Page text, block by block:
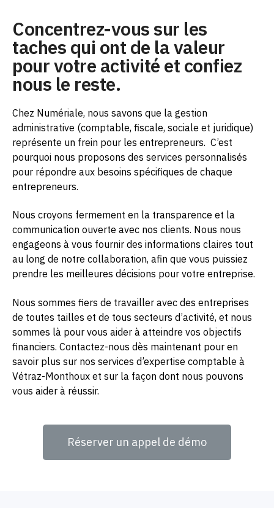
Concentrez-vous sur les
taches qui ont de la valeur
pour votre activité et confiez
nous le reste.
Chez Numériale, nous savons que la gestion
administrative (comptable, fiscale, sociale et juridique)
représente un frein pour les entrepreneurs. C’est
pourquoi nous proposons des services personnalisés
pour répondre aux besoins spécifiques de chaque
entrepreneurs.
Nous croyons fermement en la transparence et la
communication ouverte avec nos clients. Nous nous
engageons à vous fournir des informations claires tout
au long de notre collaboration, afin que vous puissiez
prendre les meilleures décisions pour votre entreprise.
Nous sommes fiers de travailler avec des entreprises
de toutes tailles et de tous secteurs d’activité, et nous
sommes là pour vous aider à atteindre vos objectifs
financiers. Contactez-nous dès maintenant pour en
savoir plus sur nos services d’expertise comptable à
Vétraz-Monthoux et sur la façon dont nous pouvons
vous aider à réussir.
Réserver un appel de démo